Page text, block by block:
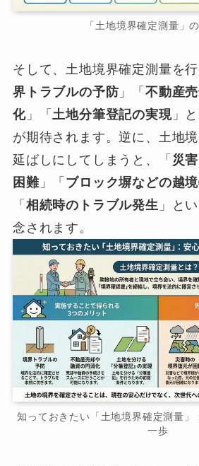
「土地境界確定測量」
そして、土地境界確定測量を
界トラブルの予防 」「 不動産
化」「土地分筆登記の実現」
が期待されます。逆に、土地
延ばしにしてしまうと、「 災
困難」「 ブロック塀などの越
「 相続時のトラブル発生 」と
念されます。
知っておきたい「土地境界確定測量」
一歩